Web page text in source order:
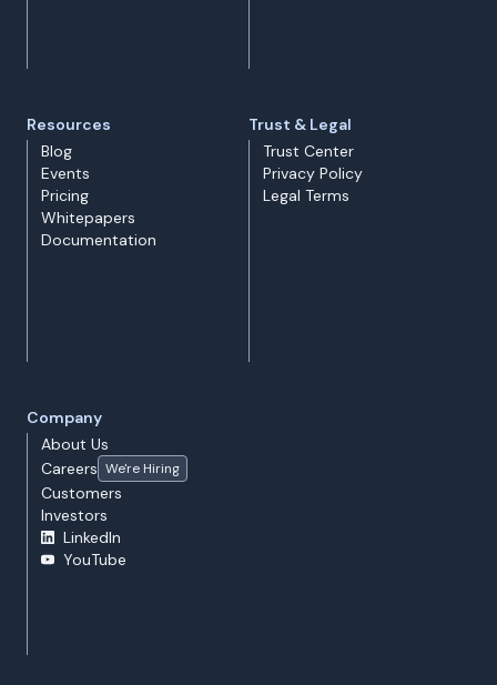
Resources
Blog
Events
Pricing
Whitepapers
Documentation
Trust & Legal
Trust Center
Privacy Policy
Legal Terms
Company
About Us
Careers We're Hiring
Customers
Investors
LinkedIn
YouTube